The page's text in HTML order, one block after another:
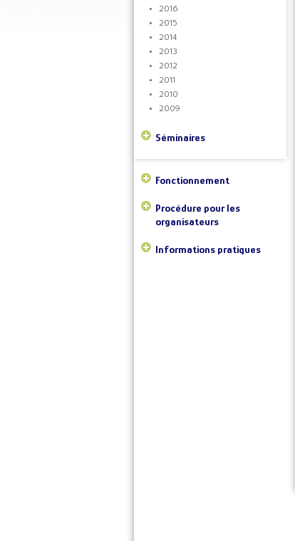
2016
2015
2014
2013
2012
2011
2010
2009
Séminaires
Fonctionnement
Procédure pour les
organisateurs
Informations pratiques